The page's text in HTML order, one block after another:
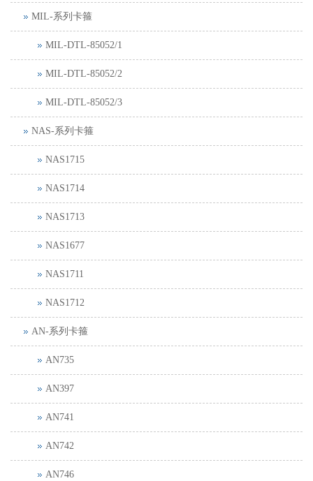
MIL-系列卡箍
MIL-DTL-85052/1
MIL-DTL-85052/2
MIL-DTL-85052/3
NAS-系列卡箍
NAS1715
NAS1714
NAS1713
NAS1677
NAS1711
NAS1712
AN-系列卡箍
AN735
AN397
AN741
AN742
AN746